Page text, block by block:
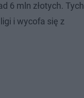
6 mln złotych. Tych
i wycofa się z